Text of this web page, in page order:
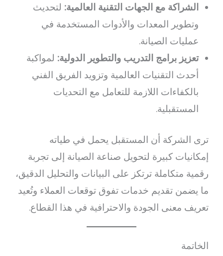
الشراكة مع الجهات التقنية العالمية: لتحديث
وتطوير المعدات والأدوات المستخدمة في
عمليات الصيانة.
تعزيز برامج التدريب والتطوير الدولية: لمواكبة
أحدث التقنيات العالمية وتزويد الفريق الفني
بالكفاءات اللازمة للتعامل مع التحديات
المستقبلية.
ترى الشركة أن المستقبل يحمل في طياته
إمكانيات كبيرة لتحويل صناعة الصيانة إلى تجربة
رقمية متكاملة ترتكز على البيانات والتحليل الدقيق،
ما يضمن تقديم خدمات تفوق توقعات العملاء وتُعيد
تعريف معنى الجودة والاحترافية في هذا القطاع.
الخاتمة